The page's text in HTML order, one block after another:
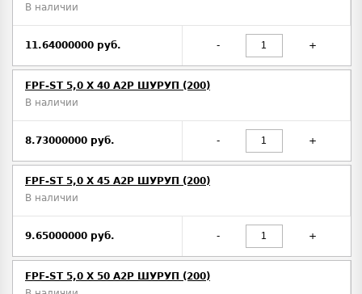
В наличии
11.64000000 руб. - +
FPF-ST 5,0 X 40 A2P ШУРУП (200)
В наличии
8.73000000 руб. - +
FPF-ST 5,0 X 45 A2P ШУРУП (200)
В наличии
9.65000000 руб. - +
FPF-ST 5,0 X 50 A2P ШУРУП (200)